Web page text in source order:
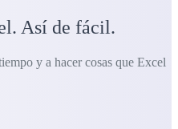
Así de fácil.
y a hacer cosas que Excel